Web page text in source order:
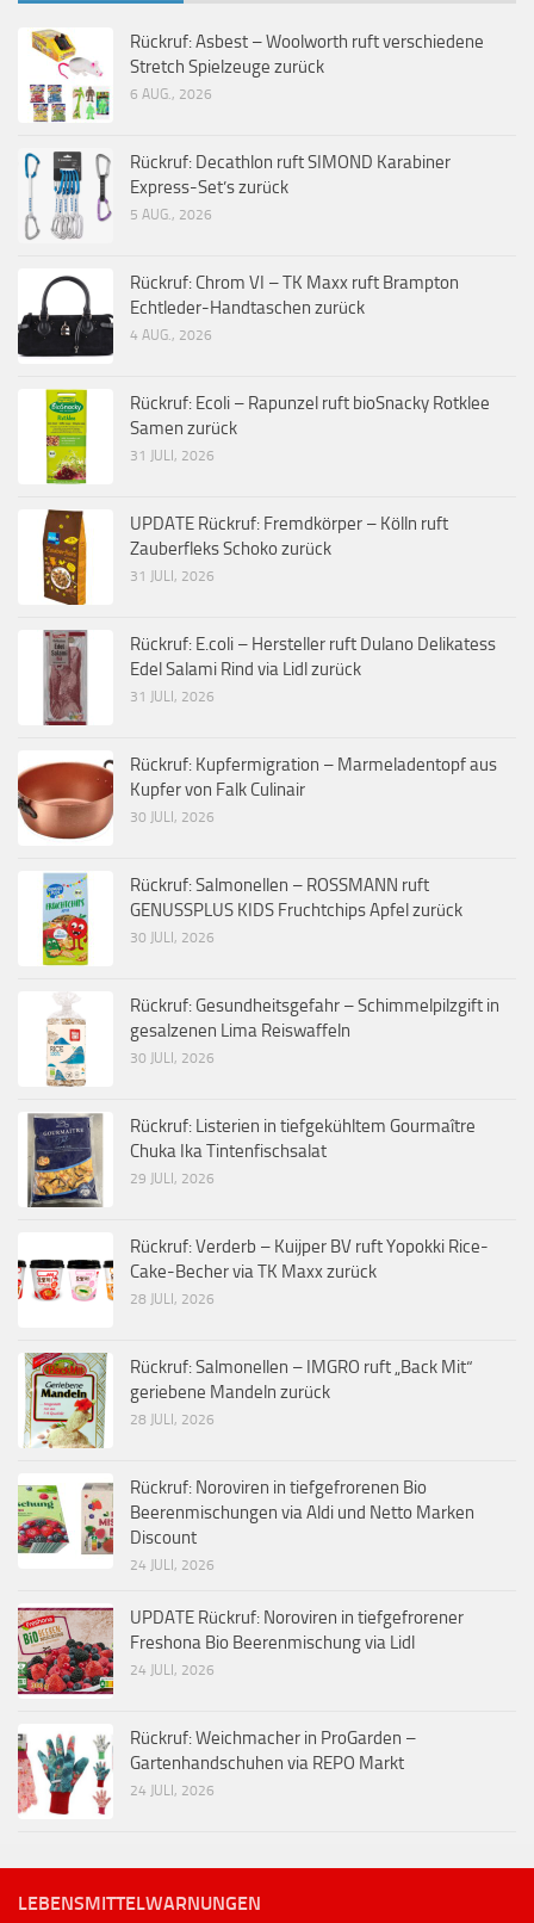
Rückruf: Asbest – Woolworth ruft verschiedene
Stretch Spielzeuge zurück
6 AUG., 2026
Rückruf: Decathlon ruft SIMOND Karabiner
Express-Set’s zurück
5 AUG., 2026
Rückruf: Chrom VI – TK Maxx ruft Brampton
Echtleder-Handtaschen zurück
4 AUG., 2026
Rückruf: Ecoli – Rapunzel ruft bioSnacky Rotklee
Samen zurück
31 JULI, 2026
UPDATE Rückruf: Fremdkörper – Kölln ruft
Zauberfleks Schoko zurück
31 JULI, 2026
Rückruf: E.coli – Hersteller ruft Dulano Delikatess
Edel Salami Rind via Lidl zurück
31 JULI, 2026
Rückruf: Kupfermigration – Marmeladentopf aus
Kupfer von Falk Culinair
30 JULI, 2026
Rückruf: Salmonellen – ROSSMANN ruft
GENUSSPLUS KIDS Fruchtchips Apfel zurück
30 JULI, 2026
Rückruf: Gesundheitsgefahr – Schimmelpilzgift in
gesalzenen Lima Reiswaffeln
30 JULI, 2026
Rückruf: Listerien in tiefgekühltem Gourmaître
Chuka Ika Tintenfischsalat
29 JULI, 2026
Rückruf: Verderb – Kuijper BV ruft Yopokki Rice-
Cake-Becher via TK Maxx zurück
28 JULI, 2026
Rückruf: Salmonellen – IMGRO ruft „Back Mit“
geriebene Mandeln zurück
28 JULI, 2026
Rückruf: Noroviren in tiefgefrorenen Bio
Beerenmischungen via Aldi und Netto Marken
Discount
24 JULI, 2026
UPDATE Rückruf: Noroviren in tiefgefrorener
Freshona Bio Beerenmischung via Lidl
24 JULI, 2026
Rückruf: Weichmacher in ProGarden –
Gartenhandschuhen via REPO Markt
24 JULI, 2026
LEBENSMITTELWARNUNGEN